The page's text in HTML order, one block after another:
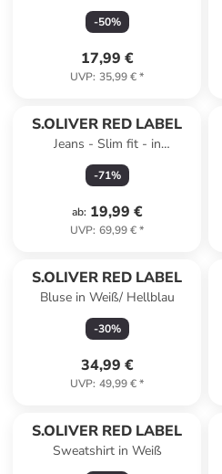
-50%
17,99 €
UVP: 35,99 €*
S.OLIVER RED LABEL
Jeans - Slim fit - in
Dunkelblau
-71%
ab: 19,99 €
UVP: 69,99 €*
S.OLIVER RED LABEL
Bluse in Weiß/ Hellblau
-30%
34,99 €
UVP: 49,99 €*
S.OLIVER RED LABEL
Sweatshirt in Weiß